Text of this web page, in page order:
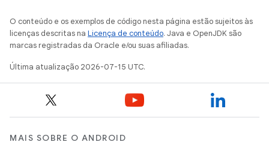
O conteúdo e os exemplos de código nesta página estão sujeitos às
licenças descritas na Licença de conteúdo. Java e OpenJDK são
marcas registradas da Oracle e/ou suas afiliadas.
Última atualização 2026-07-15 UTC.
MAIS SOBRE O ANDROID